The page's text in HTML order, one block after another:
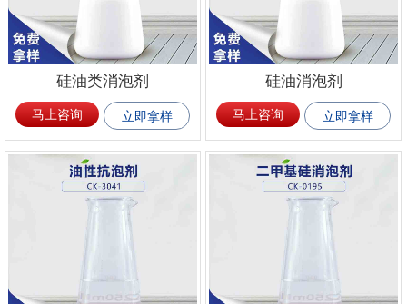
硅油类消泡剂
马上咨询 立即拿样
硅油消泡剂
马上咨询 立即拿样